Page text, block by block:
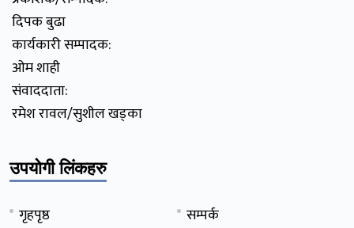
दिपक बुढा
कार्यकारी सम्पादक:
ओम शाही
संवाददाता:
रमेश रावल/सुशील खड्का
उपयोगी लिंकहरु
गृहपृष्ठ
सम्पर्क